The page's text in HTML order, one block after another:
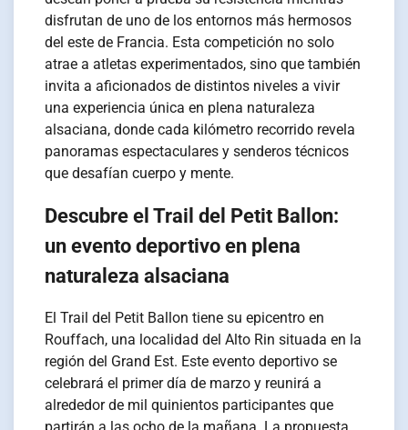
disfrutan de uno de los entornos más hermosos
del este de Francia. Esta competición no solo
atrae a atletas experimentados, sino que también
invita a aficionados de distintos niveles a vivir
una experiencia única en plena naturaleza
alsaciana, donde cada kilómetro recorrido revela
panoramas espectaculares y senderos técnicos
que desafían cuerpo y mente.
Descubre el Trail del Petit Ballon:
un evento deportivo en plena
naturaleza alsaciana
El Trail del Petit Ballon tiene su epicentro en
Rouffach, una localidad del Alto Rin situada en la
región del Grand Est. Este evento deportivo se
celebrará el primer día de marzo y reunirá a
alrededor de mil quinientos participantes que